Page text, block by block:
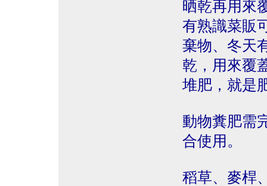
晒乾再用來
有熟識菜販
棄物、冬天
乾，用來覆
堆肥，就是
動物糞肥需
合使用。
稻草、麥桿